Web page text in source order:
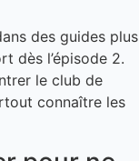
des guides plus
dès l’épisode 2.
le club de
connaître les